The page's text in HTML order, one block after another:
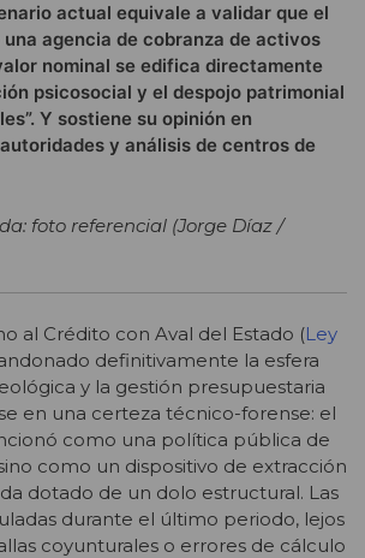
actual equivale a validar que el
agencia de cobranza de activos
nominal se edifica directamente
psicosocial y el despojo patrimonial
Y sostiene su opinión en
y análisis de centros de
foto referencial (Jorge Díaz /
al Crédito con Aval del Estado (Ley
definitivamente la esfera
y la gestión presupuestaria
en una certeza técnico-forense: el
como una política pública de
como un dispositivo de extracción
dotado de un dolo estructural. Las
durante el último periodo, lejos
coyunturales o errores de cálculo